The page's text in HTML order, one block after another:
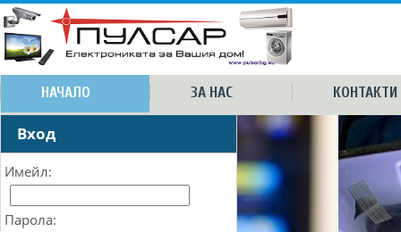
НАЧАЛО ЗА НАС КОНТАКТИ
Вход
Имейл:
Парола: